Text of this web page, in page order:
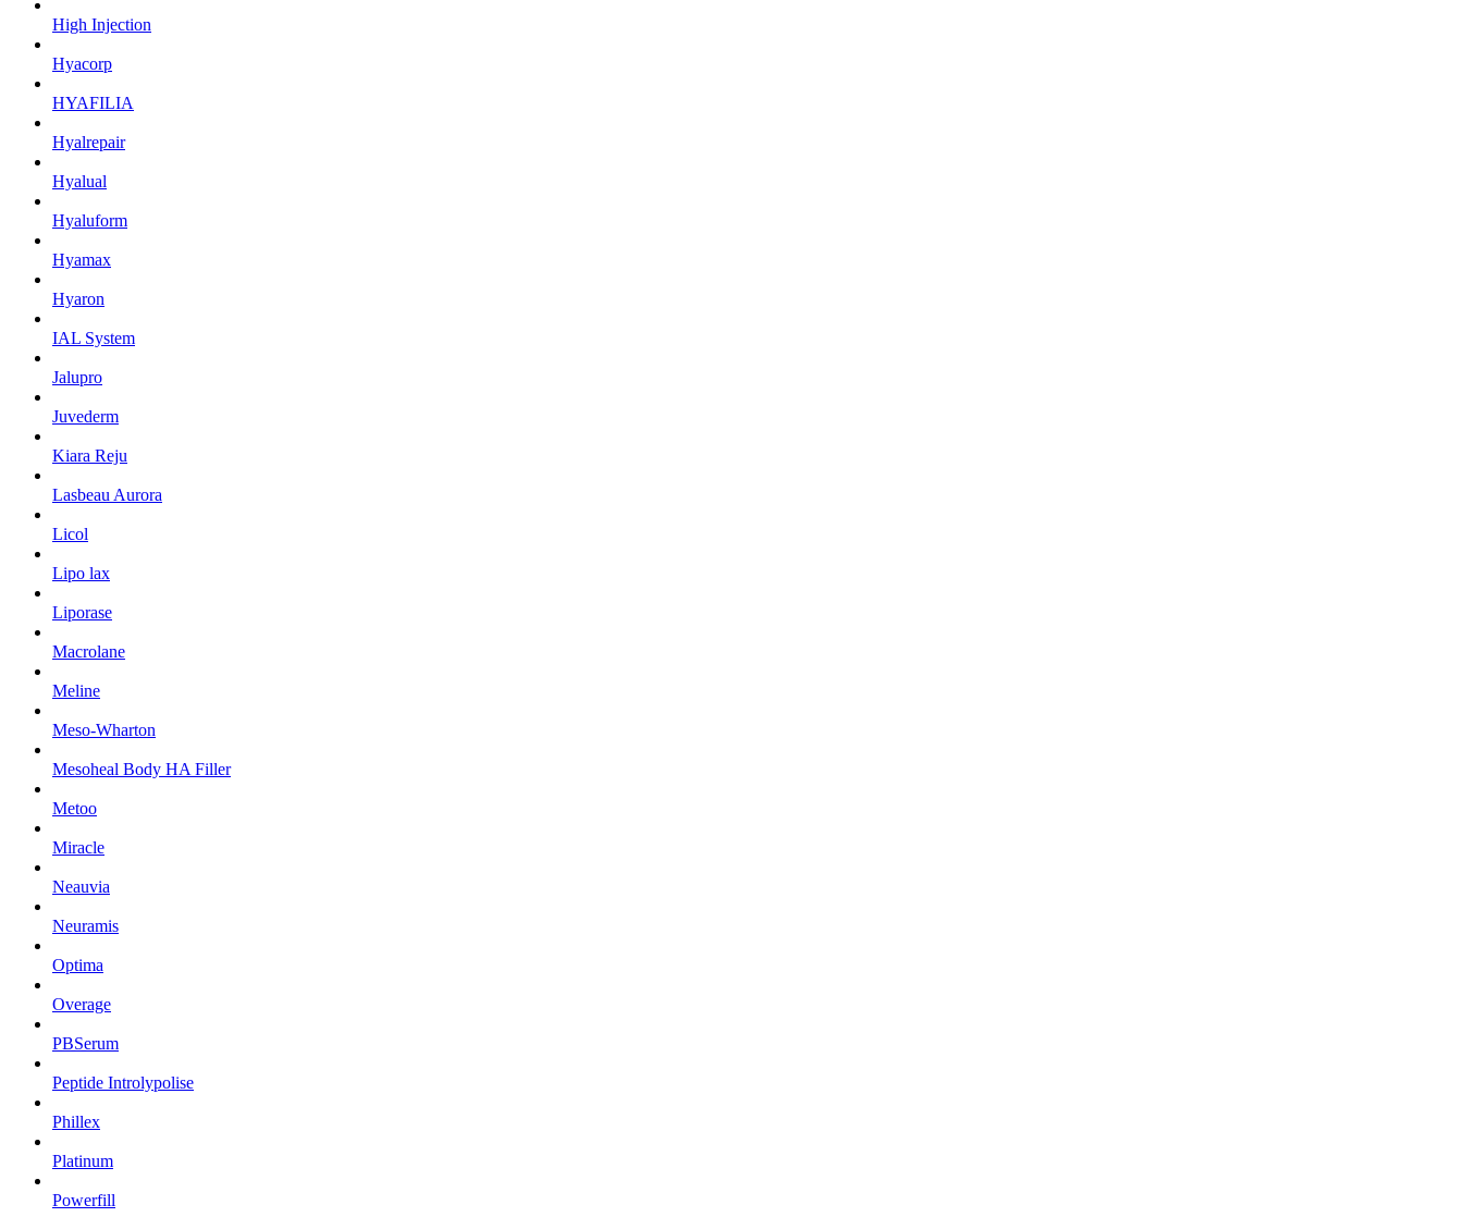
High Injection
Hyacorp
HYAFILIA
Hyalrepair
Hyalual
Hyaluform
Hyamax
Hyaron
IAL System
Jalupro
Juvederm
Kiara Reju
Lasbeau Aurora
Licol
Lipo lax
Liporase
Macrolane
Meline
Meso-Wharton
Mesoheal Body HA Filler
Metoo
Miracle
Neauvia
Neuramis
Optima
Overage
PBSerum
Peptide Introlypolise
Phillex
Platinum
Powerfill